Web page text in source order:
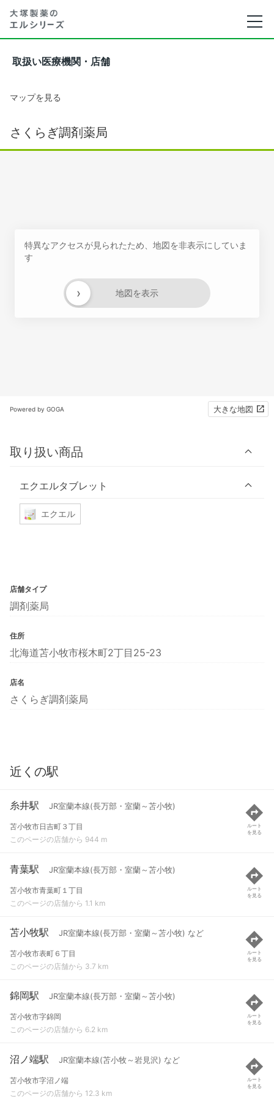
取扱い医療機関・店舗
マップを見る
さくらぎ調剤薬局
特異なアクセスが見られたため、地図を非表示にしていま
す
地図を表示
›
Powered by GOGA 大きな地図
取り扱い商品
エクエルタブレット
エクエル
店舗タイプ
調剤薬局
住所
北海道苫小牧市桜木町2丁目25-23
店名
さくらぎ調剤薬局
近くの駅
糸井駅 JR室蘭本線(長万部・室蘭～苫小牧)
苫小牧市日吉町３丁目
このページの店舗から 944 m
ルート
を見る
青葉駅 JR室蘭本線(長万部・室蘭～苫小牧)
苫小牧市青葉町１丁目
このページの店舗から 1.1 km
ルート
を見る
苫小牧駅 JR室蘭本線(長万部・室蘭～苫小牧) など
苫小牧市表町６丁目
このページの店舗から 3.7 km
ルート
を見る
錦岡駅 JR室蘭本線(長万部・室蘭～苫小牧)
苫小牧市字錦岡
このページの店舗から 6.2 km
ルート
を見る
沼ノ端駅 JR室蘭本線(苫小牧～岩見沢) など
苫小牧市字沼ノ端
このページの店舗から 12.3 km
ルート
を見る